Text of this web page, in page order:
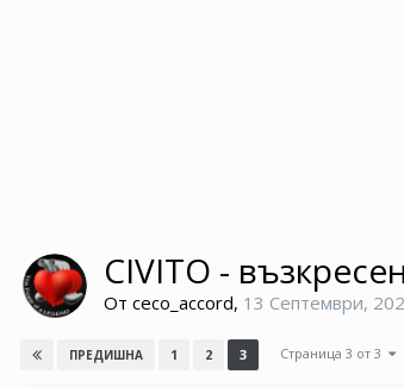
CIVITO -
От ceco_accord, 13 Септември,
ПРЕДИШНА 1 2 3 Страница 3 от 3